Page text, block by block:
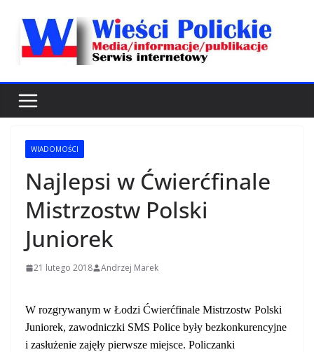
WIADOMOŚCI
Najlepsi w Ćwierćfinale
Mistrzostw Polski
Juniorek
21 lutego 2018 Andrzej Marek
W rozgrywanym w Łodzi Ćwierćfinale Mistrzostw Polski
Juniorek, zawodniczki SMS Police były bezkonkurencyjne
i zasłużenie zajęły pierwsze miejsce. Policzanki